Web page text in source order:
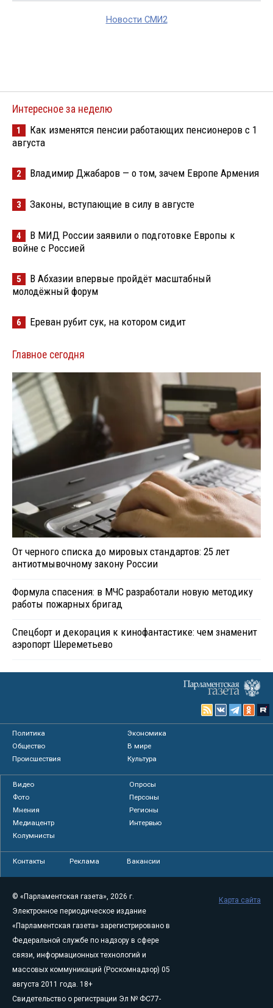
Новости СМИ2
Интересное за неделю
1
Как изменятся пенсии работающих пенсионеров с 1
августа
2 Владимир Джабаров — о том, зачем Европе Армения
3 Законы, вступающие в силу в августе
4
В МИД России заявили о подготовке Европы к
войне с Россией
5
В Абхазии впервые пройдёт масштабный
молодёжный форум
6 Ереван рубит сук, на котором сидит
Главное сегодня
От черного списка до мировых стандартов: 25 лет
антиотмывочному закону России
Формула спасения: в МЧС разработали новую методику
работы пожарных бригад
Спецборт и декорация к кинофантастике: чем знаменит
аэропорт Шереметьево
Политика
Экономика
Общество
В мире
Происшествия
Культура
Видео
Опросы
Фото
Персоны
Мнения
Регионы
Медиацентр
Интервью
Колумнисты
Контакты Реклама Вакансии
© «Парламентская газета», 2026 г.
Электронное периодическое издание
«Парламентская газета» зарегистрировано в
Федеральной службе по надзору в сфере
связи, информационных технологий и
массовых коммуникаций (Роскомнадзор) 05
августа 2011 года. 18+
Свидетельство о регистрации Эл № ФС77-
Карта сайта